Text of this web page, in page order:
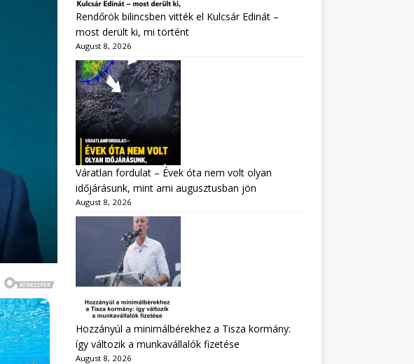
Rendőrök bilincsben vitték el Kulcsár Edinát –
most derült ki, mi történt
August 8, 2026
Váratlan fordulat – Évek óta nem volt olyan
időjárásunk, mint ami augusztusban jön
August 8, 2026
Hozzányúl a minimálbérekhez a Tisza kormány:
így változik a munkavállalók fizetése
August 8, 2026